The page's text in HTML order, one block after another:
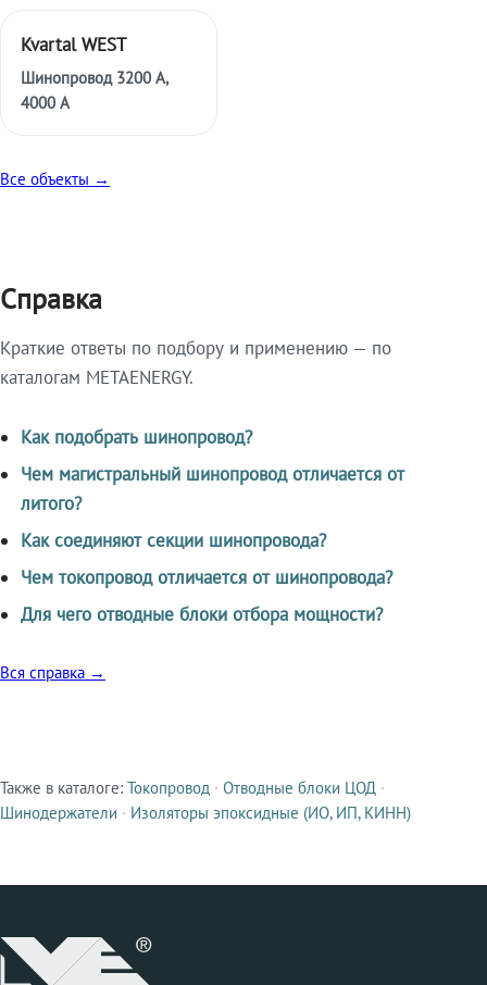
Kvartal WEST
Шинопровод 3200 А,
4000 А
Все объекты →
Справка
Краткие ответы по подбору и применению — по
каталогам METAENERGY.
Как подобрать шинопровод?
Чем магистральный шинопровод отличается от
литого?
Как соединяют секции шинопровода?
Чем токопровод отличается от шинопровода?
Для чего отводные блоки отбора мощности?
Вся справка →
Смежные продукты
Также в каталоге: Токопровод · Отводные блоки ЦОД ·
Шинодержатели · Изоляторы эпоксидные (ИО, ИП, КИНН)